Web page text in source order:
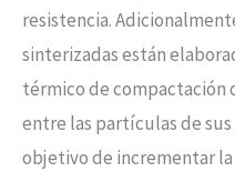
resistencia.
sinterizadas están
térmico de compactación
entre las partículas de
objetivo de incrementar